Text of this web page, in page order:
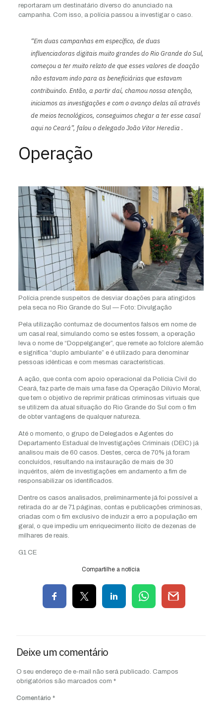
reportaram um destinatário diverso do anunciado na
campanha. Com isso, a polícia passou a investigar o caso.
“Em duas campanhas em específico, de duas
influenciadoras digitais muito grandes do Rio Grande do Sul,
começou a ter muito relato de que esses valores de doação
não estavam indo para as beneficiárias que estavam
contribuindo. Então, a partir daí, chamou nossa atenção,
iniciamos as investigações e com o avanço delas ali através
de meios tecnológicos, conseguimos chegar a ter esse casal
aqui no Ceará”, falou o delegado João Vitor Heredia .
Operação
Polícia prende suspeitos de desviar doações para atingidos
pela seca no Rio Grande do Sul — Foto: Divulgação
Pela utilização contumaz de documentos falsos em nome de
um casal real, simulando como se estes fossem, a operação
leva o nome de “Doppelganger”, que remete ao folclore alemão
e significa “duplo ambulante” e é utilizado para denominar
pessoas idênticas e com mesmas características.
A ação, que conta com apoio operacional da Polícia Civil do
Ceará, faz parte de mais uma fase da Operação Dilúvio Moral,
que tem o objetivo de reprimir práticas criminosas virtuais que
se utilizem da atual situação do Rio Grande do Sul com o fim
de obter vantagens de qualquer natureza.
Até o momento, o grupo de Delegados e Agentes do
Departamento Estadual de Investigações Criminais (DEIC) já
analisou mais de 60 casos. Destes, cerca de 70% já foram
concluídos, resultando na instauração de mais de 30
inquéritos, além de investigações em andamento a fim de
responsabilizar os identificados.
Dentre os casos analisados, preliminarmente já foi possível a
retirada do ar de 71 páginas, contas e publicações criminosas,
criadas com o fim exclusivo de induzir a erro a população em
geral, o que impediu um enriquecimento ilícito de dezenas de
milhares de reais.
G1 CE
Compartilhe a notícia
Deixe um comentário
O seu endereço de e-mail não será publicado. Campos
obrigatórios são marcados com *
Comentário *